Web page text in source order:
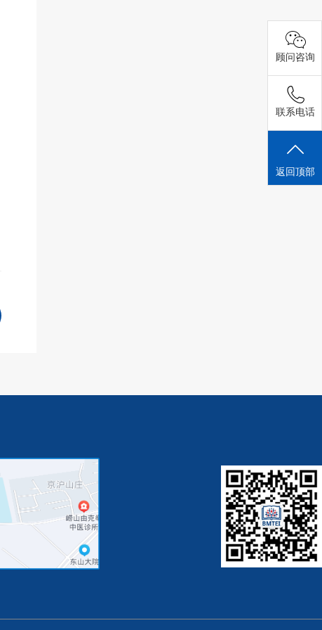
顾问咨询
联系电话
返回顶部